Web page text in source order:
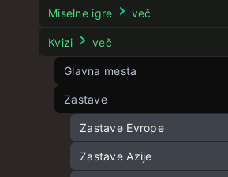
Miselne igre več
Kvizi več
Glavna mesta
Glavna mesta Evrope
Glavna mesta Azije
Glavna mesta Severne in
Zastave
Zastave Evrope
Zastave Azije